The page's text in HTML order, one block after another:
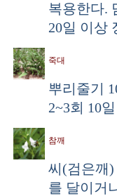
복용한다.
20일 이상
죽대
뿌리줄기
2~3회 10
참깨
씨(검은깨)
를 달이거